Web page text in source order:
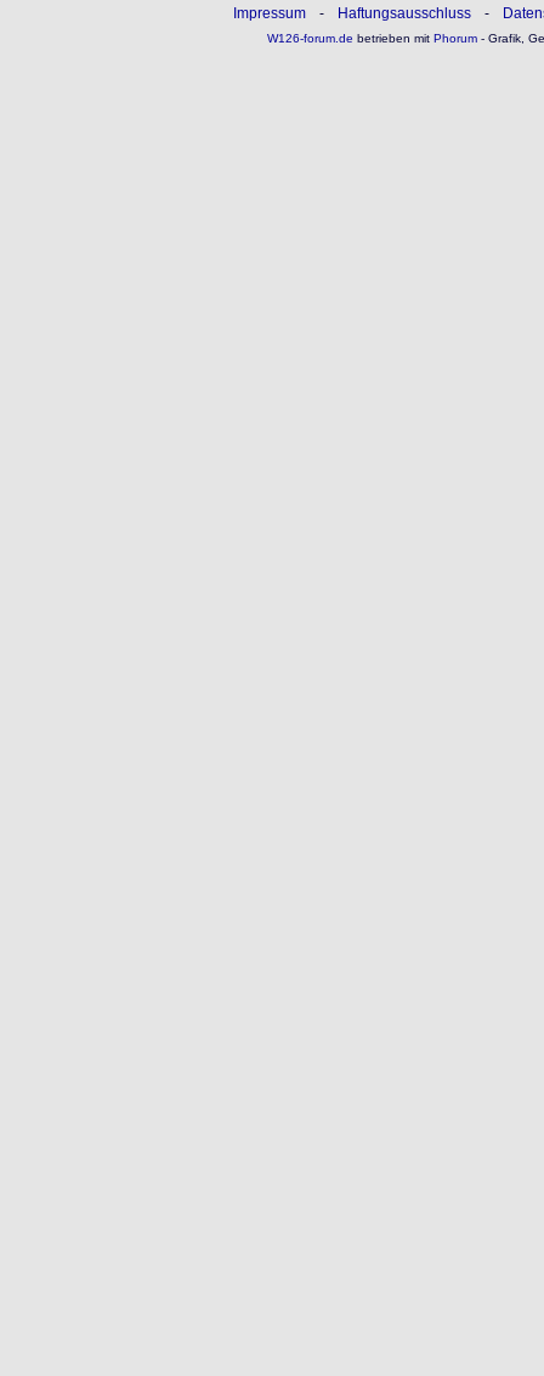
Impressum - Haftungsausschluss -
W126-forum.de betrieben mitPhorum- Grafik,